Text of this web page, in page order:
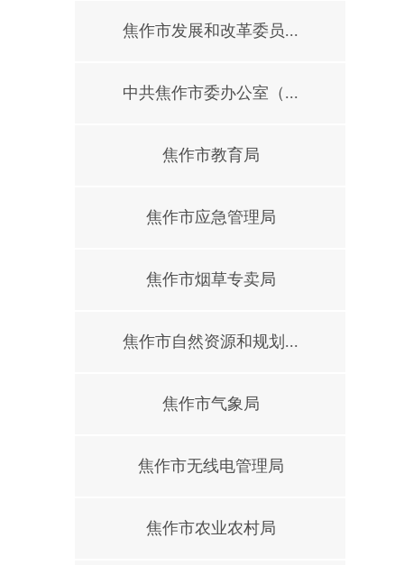
焦作市发展和改革委员...
中共焦作市委办公室（...
焦作市教育局
焦作市应急管理局
焦作市烟草专卖局
焦作市自然资源和规划...
焦作市气象局
焦作市无线电管理局
焦作市农业农村局